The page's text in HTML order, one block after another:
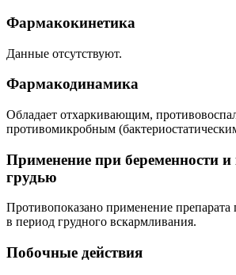
Фармакокинетика
Данные отсутствуют.
Фармакодинамика
Обладает отхаркивающим,
противомикробным
Применение при беременности
грудью
Противопоказано применение препарата
в период грудного вскармливания.
Побочные действия